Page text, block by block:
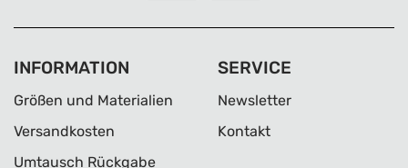
INFORMATION
Größen und Materialien
Versandkosten
Umtausch Rückgabe
SERVICE
Newsletter
Kontakt